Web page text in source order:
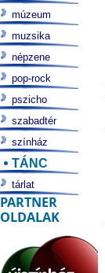
múzeum
muzsika
népzene
pop-rock
pszicho
szabadtér
színház
TÁNC
tárlat
PARTNER
OLDALAK